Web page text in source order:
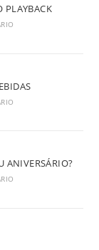
PLAYBACK
ANIVERSÁRIO?